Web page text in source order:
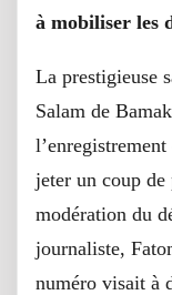
à mobiliser les
La prestigieuse
Salam de
jeter un coup
modération du
journaliste,
numéro visait à